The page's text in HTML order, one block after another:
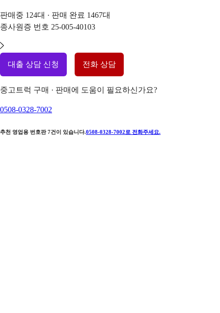
판매중 124대 · 판매 완료 1467대
종사원증 번호 25-005-40103
대출 상담 신청 전화 상담
중고트럭 구매 · 판매에 도움이 필요하신가요?
0508-0328-7002
추천 영업용 번호판 7건이 있습니다.0508-0328-7002 로 전화주세요.